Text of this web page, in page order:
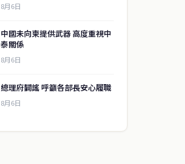
8月6日
中國未向柬提供武器 高度重視中
泰關係
8月6日
總理府闢謠 呼籲各部長安心履職
8月6日